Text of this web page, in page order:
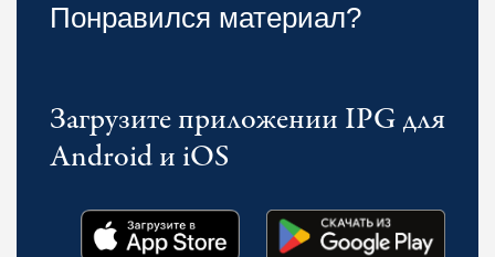
Понравился материал?
Загрузите приложении IPG для
Android и iOS